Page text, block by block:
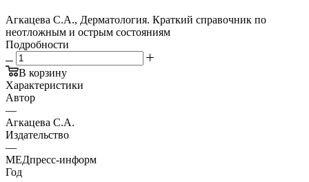
Агкацева С.А., Дерматология. Краткий справочник по
неотложным и острым состояниям
Подробности
В корзину
Характеристики
Автор
—
Агкацева С.А.
Издательство
—
МЕДпресс-информ
Год